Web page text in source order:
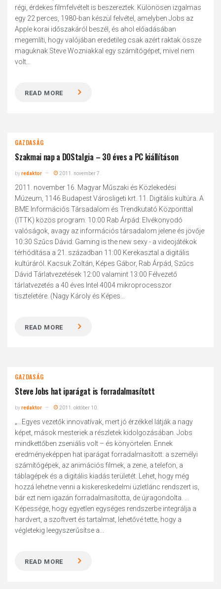
régi, érdekes filmfelvételt is beszereztek. Különösen izgalmas
egy 22 perces, 1980-ban készül felvétel, amelyben Jobs az
Apple korai időszakáról beszél, és ahol előadásában
megemlíti, hogy valójában eredetileg csak azért raktak össze
maguknak Steve Wozniakkal egy számítógépet, mivel nem
volt...
READ MORE
GAZDASÁG
Szakmai nap a DOStalgia – 30 éves a PC kiállításon
byredaktor 2011. november 7.
2011. november 16. Magyar Műszaki és Közlekedési
Múzeum, 1146 Budapest Városligeti krt. 11. Digitális kultúra. A
BME Információs Társadalom és Trendkutató Központtal
(ITTK) közös program. 10:00 Rab Árpád: Elvékonyodó
valóságok, avagy az információs társadalom jelene és jövője
10:30 Szűcs Dávid: Gaming is the new sexy - a videojátékok
térhódítása a 21. században 11:00 Kerekasztal a digitális
kultúráról. Kacsuk Zoltán, Képes Gábor, Rab Árpád, Szűcs
Dávid Tárlatvezetések 12:00 valamint 13:00 Félvezető
tárlatvezetés a 40 éves Intel 4004 mikroprocesszor
tiszteletére. (Nagy Károly és Képes...
READ MORE
GAZDASÁG
Steve Jobs hat iparágat is forradalmasított
byredaktor 2011. október 10.
„...Egyes vezetők innovatívak, mert jó érzékkel látják a nagy
képet, mások mesteriek a részletek kidolgozásában. Jobs
mindkettőben zseniális volt – és könyörtelen. Ennek
eredményeképpen hat iparágat forradalmasított: a személyi
számítógépek, az animációs filmek, a zene, a telefon, a
táblagépek és a digitális kiadás területét. Lehet, hogy még
hozzá lehetne venni a kiskereskedelmi üzletlánc rendszert is,
bár ezt nem igazán forradalmasította, de újragondolta. ...
Képessége, hogy egyetlen egységes rendszerbe integrálja a
hardvert, a szoftvert és tartalmat, lehetővé tette, hogy a
végletekig leegyszerűsítse a...
READ MORE